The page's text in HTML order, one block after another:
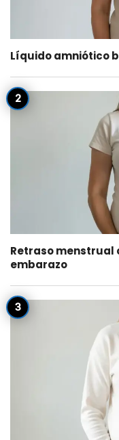
Líquido amniótico
Retraso menstrual
embarazo